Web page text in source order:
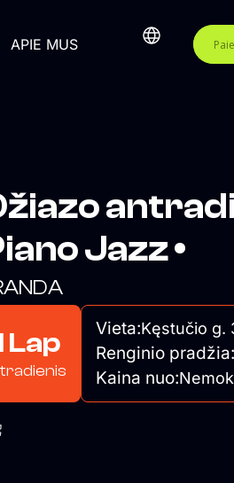
APIE MUS
Jazz •
Lap Vieta:Kęstučio g.
Renginio pradžia:
Kaina nuo: